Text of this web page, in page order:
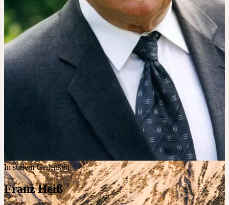
In stillem Gedenken
Franz Heiß